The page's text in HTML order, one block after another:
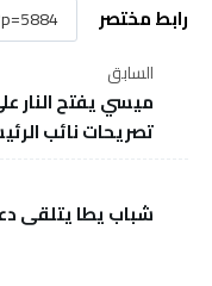
رابط مختصر
السابق
ميسي يفتح النار
تصريحات نائب
شباب يطا يتلقى